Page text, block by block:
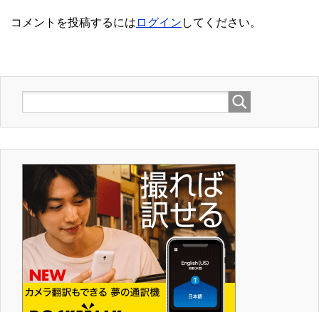
コメントを投稿するには ログイン してください。